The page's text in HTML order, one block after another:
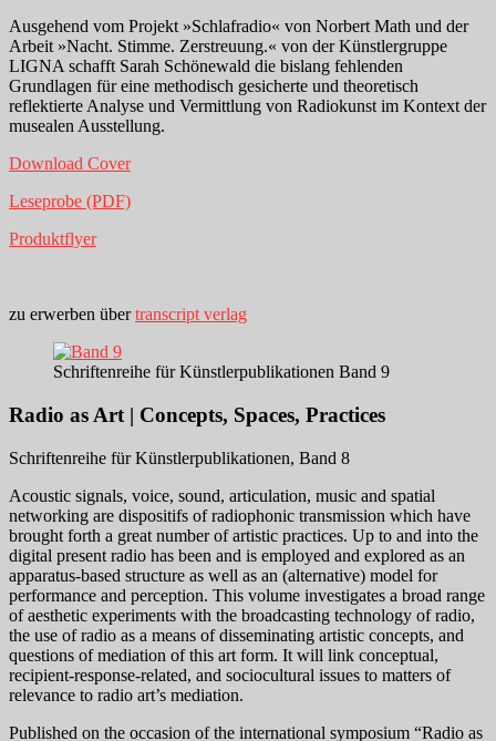
Ausgehend vom Projekt »Schlafradio« von Norbert Math und der
Arbeit »Nacht. Stimme. Zerstreuung.« von der Künstlergruppe
LIGNA schafft Sarah Schönewald die bislang fehlenden
Grundlagen für eine methodisch gesicherte und theoretisch
reflektierte Analyse und Vermittlung von Radiokunst im Kontext der
musealen Ausstellung.
Download Cover
Leseprobe (PDF)
Produktflyer
zu erwerben übertranscript verlag
Schriftenreihe für Künstlerpublikationen Band 9
Radio as Art | Concepts, Spaces, Practices
Schriftenreihe für Künstlerpublikationen, Band 8
Acoustic signals, voice, sound, articulation, music and spatial
networking are dispositifs of radiophonic transmission which have
brought forth a great number of artistic practices. Up to and into the
digital present radio has been and is employed and explored as an
apparatus-based structure as well as an (alternative) model for
performance and perception. This volume investigates a broad range
of aesthetic experiments with the broadcasting technology of radio,
the use of radio as a means of disseminating artistic concepts, and
questions of mediation of this art form. It will link conceptual,
recipient-response-related, and sociocultural issues to matters of
relevance to radio art’s mediation.
Published on the occasion of the international symposium “Radio as